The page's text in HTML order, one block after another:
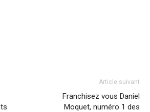
Article suivant
Franchisez vous Daniel
Moquet, numéro 1 des